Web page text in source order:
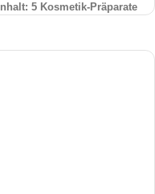
Inhalt: 5 Kosmetik-Präparate